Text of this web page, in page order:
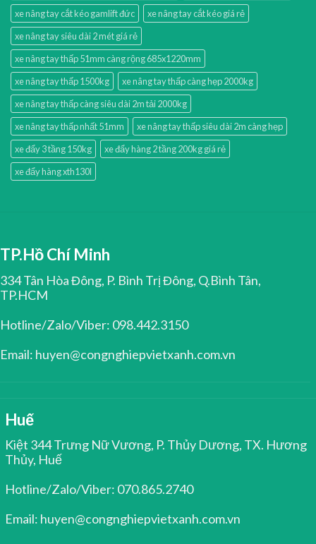
xe nâng tay cắt kéo gamlift đức
xe nâng tay cắt kéo giá rẻ
xe nâng tay siêu dài 2 mét giá rẻ
xe nâng tay thấp 51mm càng rộng 685x1220mm
xe nâng tay thấp 1500kg
xe nâng tay thấp càng hẹp 2000kg
xe nâng tay thấp càng siêu dài 2m tải 2000kg
xe nâng tay thấp nhất 51mm
xe nâng tay thấp siêu dài 2m càng hẹp
xe đẩy 3 tầng 150kg
xe đẩy hàng 2 tầng 200kg giá rẻ
xe đẩy hàng xth130l
TP.Hồ Chí Minh
334 Tân Hòa Đông, P. Bình Trị Đông, Q.Bình Tân,
TP.HCM
Hotline/Zalo/Viber: 098.442.3150
Email: huyen@congnghiepvietxanh.com.vn
Huế
Kiệt 344 Trưng Nữ Vương, P. Thủy Dương, TX. Hương
Thủy, Huế
Hotline/Zalo/Viber: 070.865.2740
Email: huyen@congnghiepvietxanh.com.vn